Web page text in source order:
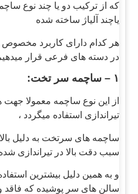
که از ترکیب دو یا چند نوع
یاچند آلیاژ ساخته شده
هر کدام دارای کاربرد مخصوص
در دسته های فرعی قرار
۱ – ساچمه سر تخت:
از این نوع ساچمه معمولا
تیراندازی استفاده میگردد ،
ساچمه های سرتخت به دلیل
سبب دقت بالا در تیراندازی
و به همین دلیل بیشترین
سالن های سر پوشیده که فاقد